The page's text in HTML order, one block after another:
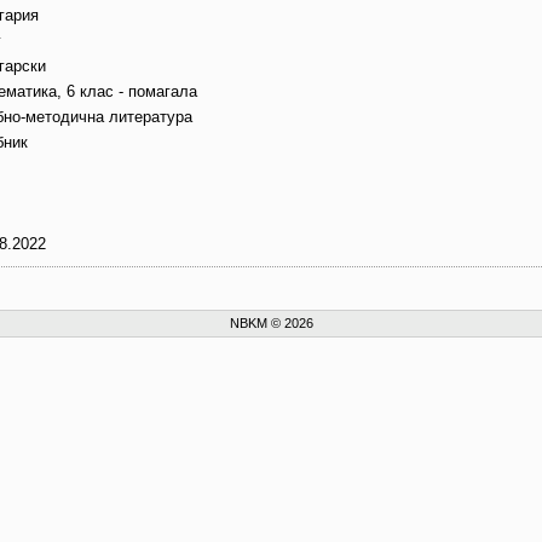
6 клас - помагала
методична литература
NBKM © 2026